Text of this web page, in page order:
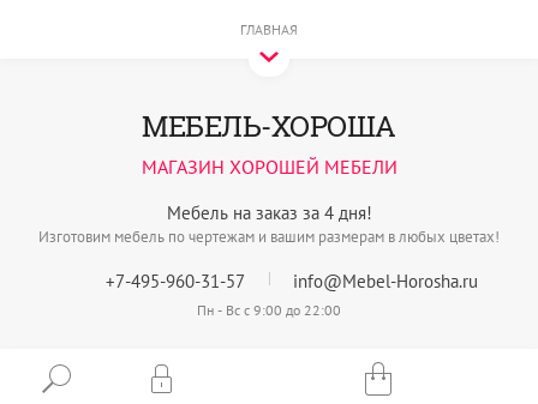
ГЛАВНАЯ
Мебель на заказ за 4 дня!
Изготовим мебель по чертежам и вашим размерам в любых цветах!
МЕБЕЛЬ-ХОРОША
МАГАЗИН ХОРОШЕЙ МЕБЕЛИ
+7-495-960-31-57 info@Mebel-Horosha.ru
Пн - Вс с 9:00 до 22:00